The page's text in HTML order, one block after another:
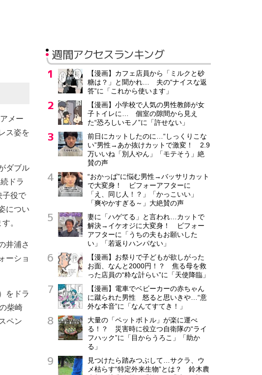
メー
ス姿を
ダブル
ドラ
子役で
につい
。
井浦さ
ーショ
をドラ
柴崎
ペン
週間アクセスランキング
【漫画】カフェ店員から「ミルクと砂
糖は？」と聞かれ… 夫の“ナイスな返
答”に「これから使います」
【漫画】小学校で人気の男性教師が女
子トイレに… 個室の隙間から見え
た“恐ろしいモノ”に「許せない」
前日にカットしたのに…“しっくりこな
い”男性→あか抜けカットで激変！ 2.9
万いいね「別人やん」「モテそう」絶
賛の声
“おかっぱ”に悩む男性→バッサリカット
で大変身！ ビフォーアフターに
「え、同じ人！？」「かっこいい」
「爽やかすぎる～」大絶賛の声
妻に「ハゲてる」と言われ…カットで
解決→イケオジに大変身！ ビフォー
アフターに「うちの夫もお願いした
い」「若返りハンパない」
【漫画】お祭りで子どもが欲しがった
お面、なんと2000円！？ 焦る母を救
った店員の“粋な計らい”に「天使降臨」
【漫画】電車でベビーカーの赤ちゃん
に蹴られた男性 怒ると思いきや…“意
外な本音”に「なんてすてき！」
大量の「ペットボトル」が楽に運べ
る！？ 災害時に役立つ自衛隊の“ライ
フハック”に「目からうろこ」「助か
る」
見つけたら踏みつぶして…サクラ、ウ
メ枯らす“特定外来生物”とは？ 鈴木農